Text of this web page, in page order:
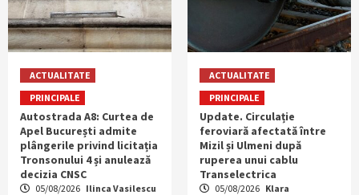
ACTUALITATE
PRINCIPALE
Autostrada A8: Curtea de
Apel București admite
plângerile privind licitația
Tronsonului 4 și anulează
decizia CNSC
05/08/2026 Ilinca Vasilescu
ACTUALITATE
PRINCIPALE
Update. Circulație
feroviară afectată între
Mizil și Ulmeni după
ruperea unui cablu
Transelectrica
05/08/2026 Klara